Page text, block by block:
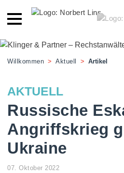
Willkommen > Aktuell > Artikel
AKTUELL
Russische
Angriffskrieg
Ukraine
07. Oktober 2022